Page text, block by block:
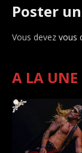
Poster
Vous devez vous
A LA UNE